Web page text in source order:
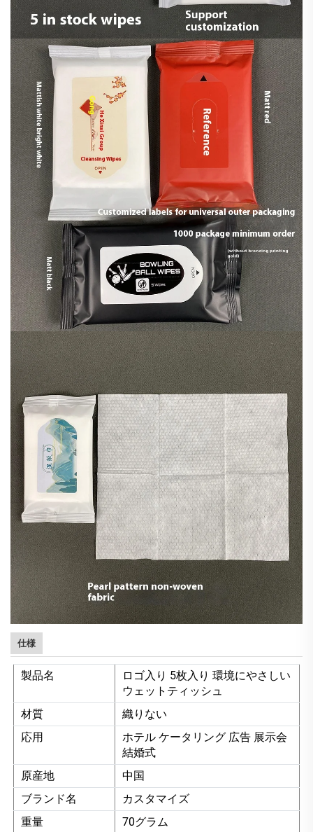
仕様
製品名
ロゴ入り 5枚入り 環境にやさしい
ウェットティッシュ
材質
織りない
応用
ホテル ケータリング 広告 展示会
結婚式
原産地
中国
ブランド名
カスタマイズ
重量
70グラム